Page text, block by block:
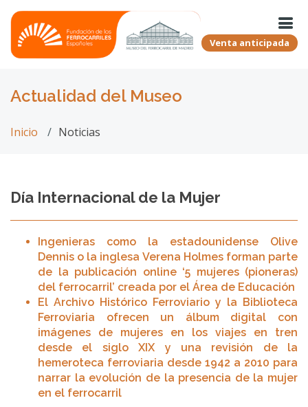
Venta anticipada
Actualidad del Museo
Inicio Noticias
Día Internacional de la Mujer
Ingenieras como la estadounidense Olive
Dennis o la inglesa Verena Holmes forman parte
de la publicación online ‘5 mujeres (pioneras)
del ferrocarril’ creada por el Área de Educación
El Archivo Histórico Ferroviario y la Biblioteca
Ferroviaria ofrecen un álbum digital con
imágenes de mujeres en los viajes en tren
desde el siglo XIX y una revisión de la
hemeroteca ferroviaria desde 1942 a 2010 para
narrar la evolución de la presencia de la mujer
en el ferrocarril